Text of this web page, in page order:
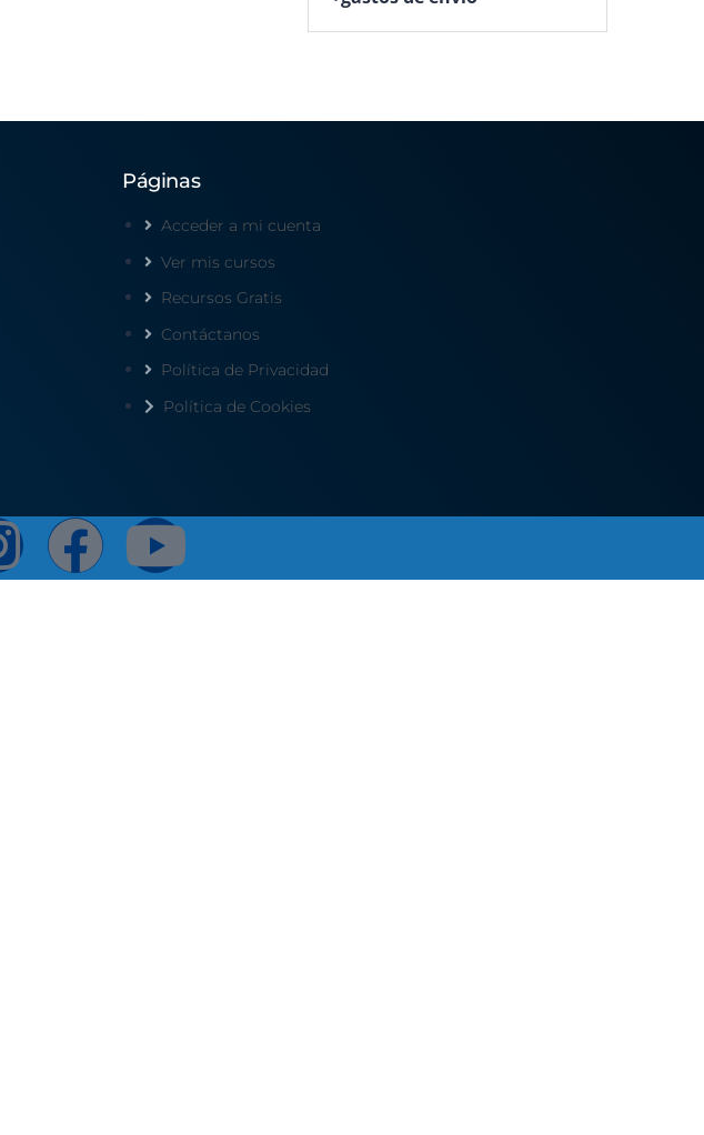
Páginas
Acceder a mi cuenta
Ver mis cursos
Recursos Gratis
Contáctanos
Política de Privacidad
Política de Cookies